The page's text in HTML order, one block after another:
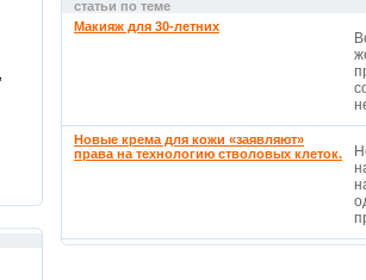
статьи по теме
Макияж для 30-летних
Новые крема для кожи «заявляют»
права на технологию стволовых клеток.